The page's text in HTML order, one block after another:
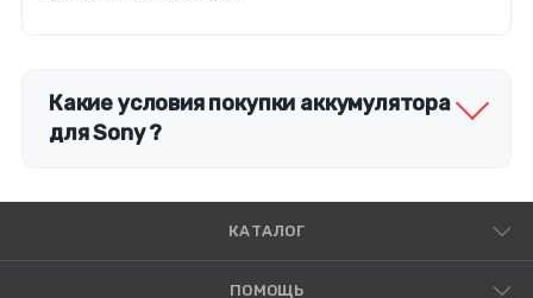
Какие условия покупки аккумулятора
для Sony ?
КАТАЛОГ
ПОМОЩЬ